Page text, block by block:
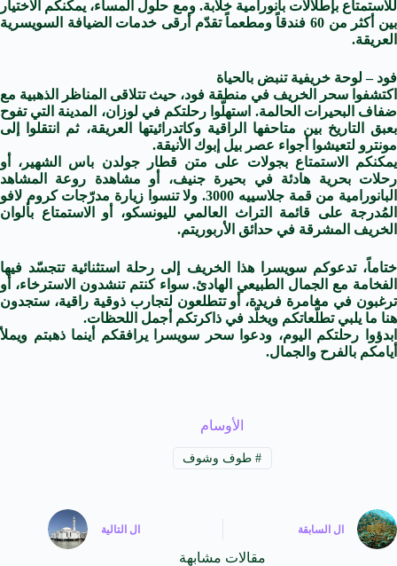
للاستمتاع بإطلالات بانورامية خلّابة. ومع حلول المساء، يمكنكم الاختيار
بين أكثر من 60 فندقاً ومطعماً تقدّم أرقى خدمات الضيافة السويسرية
العريقة.
فود – لوحة خريفية تنبض بالحياة
اكتشفوا سحر الخريف في منطقة فود، حيث تتلاقى المناظر الذهبية مع
ضفاف البحيرات الحالمة. استهلّوا رحلتكم في لوزان، المدينة التي تفوح
بعبق التاريخ بين متاحفها الراقية وكاتدرائيتها العريقة، ثم انتقلوا إلى
مونترو لتعيشوا أجواء عصر بيل إبوك الأنيقة.
يمكنكم الاستمتاع بجولات على متن قطار جولدن باس الشهير، أو
رحلات بحرية هادئة في بحيرة جنيف، أو مشاهدة روعة المشاهد
البانورامية من قمة جلاسييه 3000. ولا تنسوا زيارة مدرّجات كروم لافو
المُدرجة على قائمة التراث العالمي لليونسكو، أو الاستمتاع بألوان
الخريف المشرقة في حدائق الأربوريتم.
ختاماً، تدعوكم سويسرا هذا الخريف إلى رحلة استثنائية تتجسّد فيها
الفخامة مع الجمال الطبيعي الهادئ. سواء كنتم تنشدون الاسترخاء، أو
ترغبون في مغامرة فريدة، أو تتطلعون لتجارب ذوقية راقية، ستجدون
هنا ما يلبي تطلّعاتكم ويخلّد في ذاكرتكم أجمل اللحظات.
ابدؤوا رحلتكم اليوم، ودعوا سحر سويسرا يرافقكم أينما ذهبتم ويملأ
أيامكم بالفرح والجمال.
الأوسام
#طوف وشوف
ال السابقة ال التالية
مقالات مشابهة